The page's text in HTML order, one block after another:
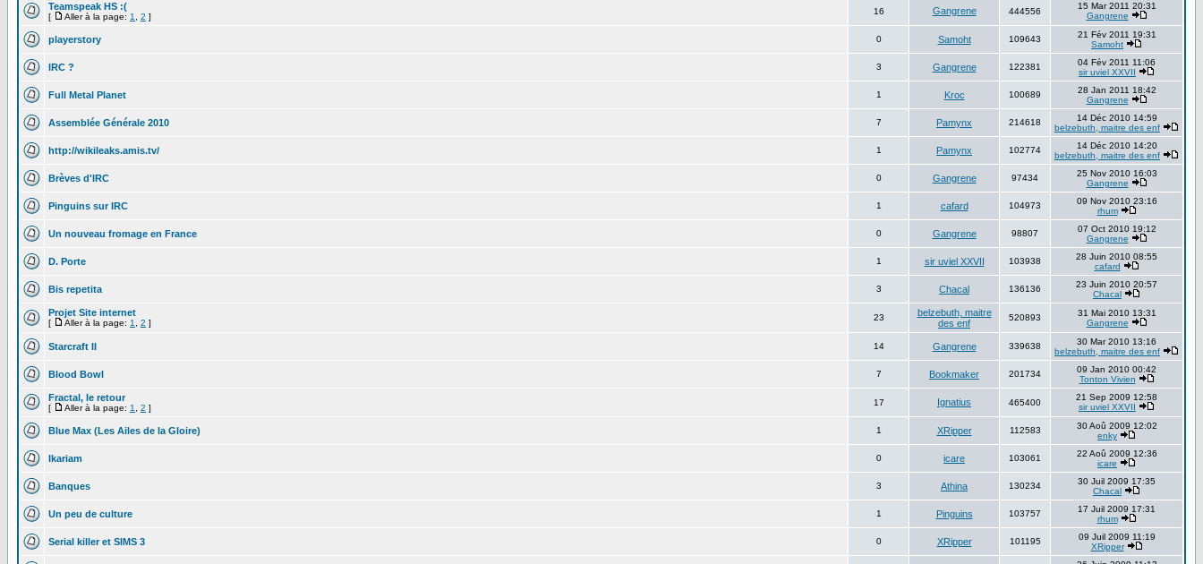
Teamspeak HS :(
[ Aller à la page: 1 2 ]
16 Gangrene 444556
15 Mar 2011 20:31
Gangrene
playerstory 0 Samoht 109643
21 Fév 2011 19:31
Samoht
IRC ? 3 Gangrene 122381
04 Fév 2011 11:06
sir uviel XXVII
Full Metal Planet 1 Kroc 100689
28 Jan 2011 18:42
Gangrene
Assemblée Générale 2010 7 Pamynx 214618
14 Déc 2010 14:59
belzebuth, maitre des enf
http://wikileaks.amis.tv/ 1 Pamynx 102774
14 Déc 2010 14:20
belzebuth, maitre des enf
Brèves d'IRC 0 Gangrene 97434
25 Nov 2010 16:03
Gangrene
Pinguins sur IRC 1 cafard 104973
09 Nov 2010 23:16
rhum
Un nouveau fromage en France 0 Gangrene 98807
07 Oct 2010 19:12
Gangrene
D. Porte 1 sir uviel XXVII 103938
28 Juin 2010 08:55
cafard
Bis repetita 3 Chacal 136136
23 Juin 2010 20:57
Chacal
Projet Site internet
[ Aller à la page: 1 2 ]
23
belzebuth, maitre
des enf
520893
31 Mai 2010 13:31
Gangrene
Starcraft II 14 Gangrene 339638
30 Mar 2010 13:16
belzebuth, maitre des enf
Blood Bowl 7 Bookmaker 201734
09 Jan 2010 00:42
Tonton Vivien
Fractal, le retour
[ Aller à la page: 1 2 ]
17 Ignatius 465400
21 Sep 2009 12:58
sir uviel XXVII
Blue Max (Les Ailes de la Gloire) 1 XRipper 112583
30 Aoû 2009 12:02
enky
Ikariam 0 icare 103061
22 Aoû 2009 12:36
icare
Banques 3 Athina 130234
30 Juil 2009 17:35
Chacal
Un peu de culture 1 Pinguins 103757
17 Juil 2009 17:31
rhum
Serial killer et SIMS 3 0 XRipper 101195
09 Juil 2009 11:19
XRipper